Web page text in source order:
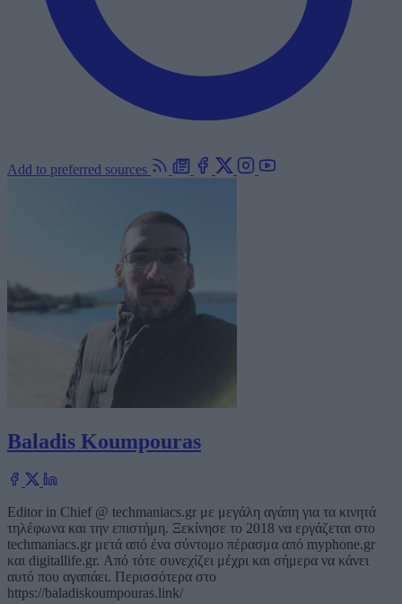
Add to preferred sources
Baladis Koumpouras
Editor in Chief @ techmaniacs.gr με μεγάλη αγάπη για τα κινητά
τηλέφωνα και την επιστήμη. Ξεκίνησε το 2018 να εργάζεται στο
techmaniacs.gr μετά από ένα σύντομο πέρασμα από myphone.gr
και digitallife.gr. Από τότε συνεχίζει μέχρι και σήμερα να κάνει
αυτό που αγαπάει. Περισσότερα στο
https://baladiskoumpouras.link/